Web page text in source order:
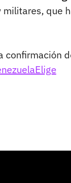
que
confirmación